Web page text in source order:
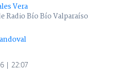
Vera
Radio Bío Bío Valparaíso
| 22:07